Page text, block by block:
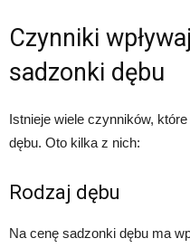
Czynniki
sadzonki dębu
Istnieje wiele czynników,
dębu. Oto kilka z nich:
Rodzaj dębu
Na cenę sadzonki dębu ma